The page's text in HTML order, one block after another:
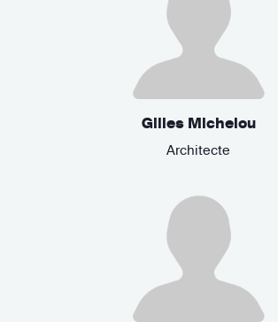
Gilles Michelou
Architecte